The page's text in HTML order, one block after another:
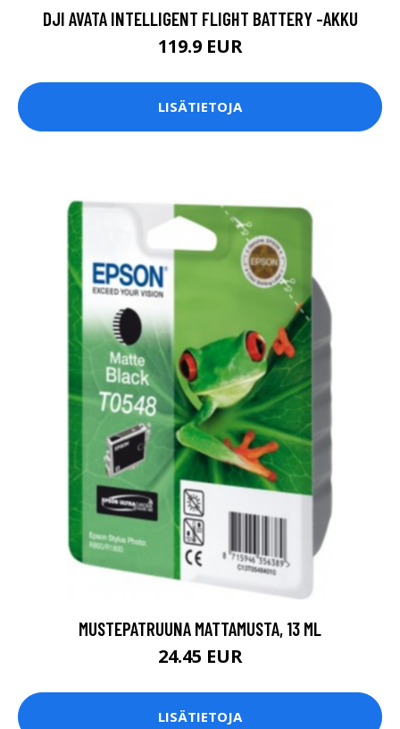
DJI AVATA INTELLIGENT FLIGHT BATTERY -AKKU
119.9 EUR
LISÄTIETOJA
MUSTEPATRUUNA MATTAMUSTA, 13 ML
24.45 EUR
LISÄTIETOJA